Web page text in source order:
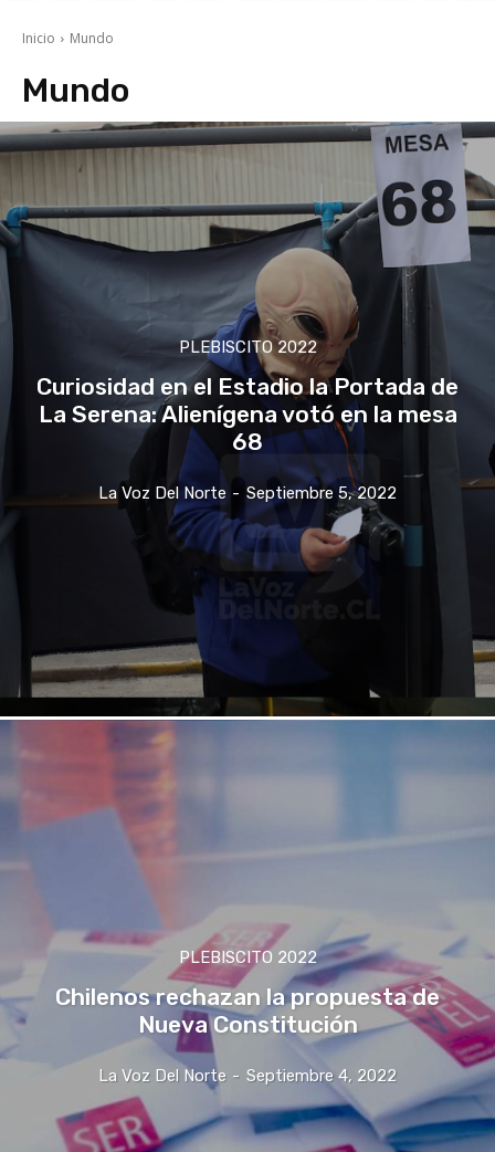
Inicio Mundo
Mundo
PLEBISCITO 2022
Curiosidad en el Estadio la Portada de
La Serena: Alienígena votó en la mesa
68
La Voz Del Norte - Septiembre 5, 2022
PLEBISCITO 2022
Chilenos rechazan la propuesta de
Nueva Constitución
La Voz Del Norte - Septiembre 4, 2022